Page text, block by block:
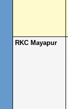
RKC Mayapur